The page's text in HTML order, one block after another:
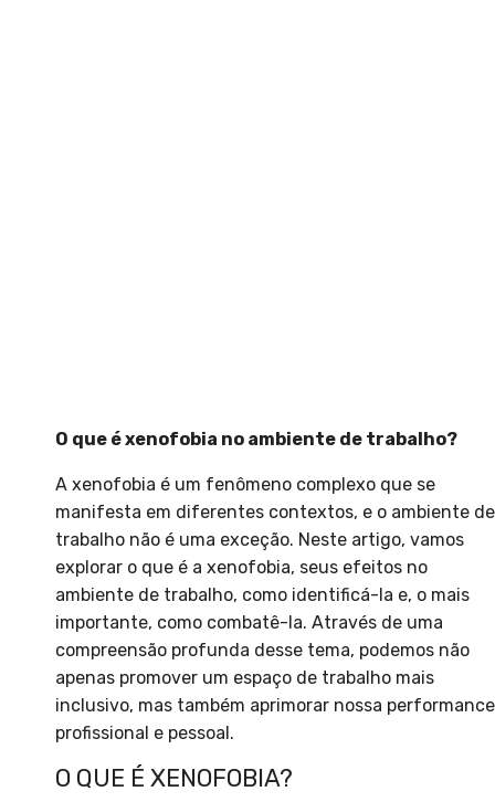
O que é xenofobia no ambiente de trabalho?
A xenofobia é um fenômeno complexo que se
manifesta em diferentes contextos, e o ambiente de
trabalho não é uma exceção. Neste artigo, vamos
explorar o que é a xenofobia, seus efeitos no
ambiente de trabalho, como identificá-la e, o mais
importante, como combatê-la. Através de uma
compreensão profunda desse tema, podemos não
apenas promover um espaço de trabalho mais
inclusivo, mas também aprimorar nossa performance
profissional e pessoal.
O QUE É XENOFOBIA?